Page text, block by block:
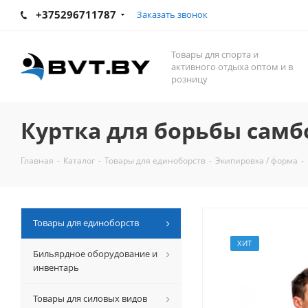
+375296711787 Заказать звонок
Товары для спорта и
активного отдыха оптом и в
розницу
Куртка для борьбы
Главная - Каталог - Товары для единоборств - Экипировка / форма -
ХИТ
Товары для единоборств
Бильярдное оборудование и
инвентарь
Товары для силовых видов